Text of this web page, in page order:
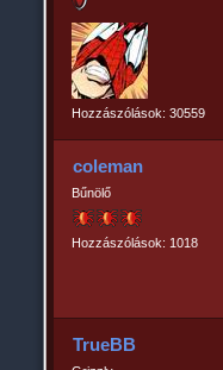
Hozzászólások: 30559
coleman
Bűnölő
Hozzászólások: 1018
TrueBB